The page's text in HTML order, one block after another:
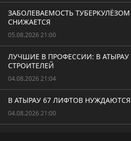
ЗАБОЛЕВАЕМОСТЬ
СНИЖАЕТСЯ
05.08.2026 21:00
ЛУЧШИЕ В ПРОФЕССИИ: В
СТРОИТЕЛЕЙ
04.08.2026 21:04
В АТЫРАУ 67 ЛИФТОВ
04.08.2026 21:00